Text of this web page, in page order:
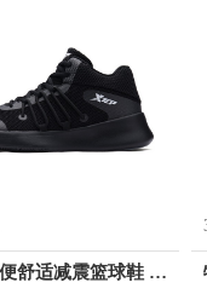
特步 轻便舒适减震篮球鞋 982219129807